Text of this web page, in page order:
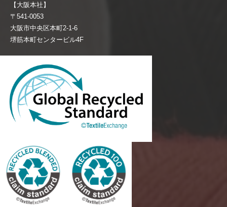
【大阪本社】
〒541-0053
大阪市中央区本町2-1-6
堺筋本町センタービル4F